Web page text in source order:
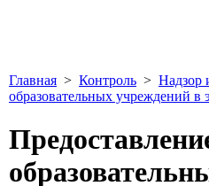
Главная > Контроль > Надзор
образовательных учреждений в